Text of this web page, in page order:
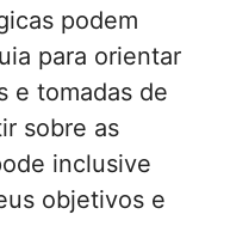
podem
para orientar
e tomadas de
sobre as
inclusive
objetivos e